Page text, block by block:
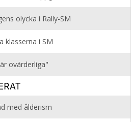
olycka i Rally-SM
klasserna i SM
ovärderliga"
med ålderism